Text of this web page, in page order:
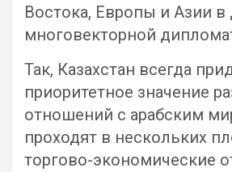
Востока, Европы и Азии в
многовекторной
Так, Казахстан всегда
приоритетное значение
отношений с арабским
проходят в нескольких
торгово-экономические